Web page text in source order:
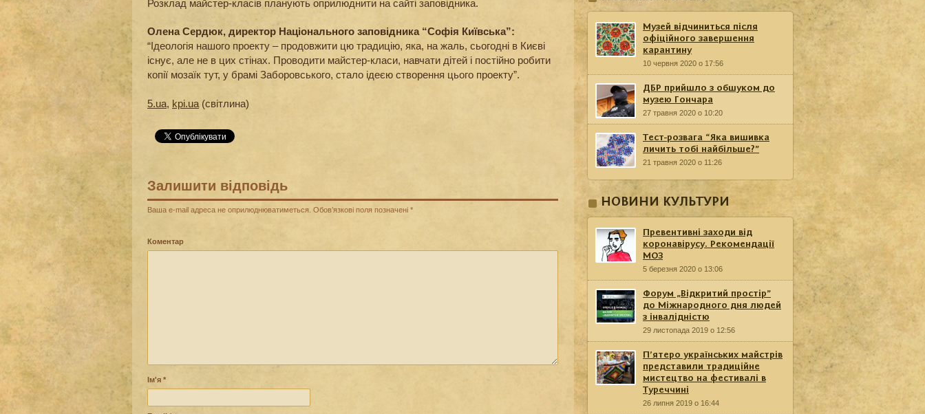
Розклад майстер-класів планують оприлюднити на сайті заповідника.
Олена Сердюк, директор Національного заповідника “Софія Київська”:
“Ідеологія нашого проекту – продовжити цю традицію, яка, на жаль, сьогодні в Києві
існує, але не в цих стінах. Проводити майстер-класи, навчати дітей і постійно робити
копії мозаїк тут, у брамі Заборовського, стало ідеєю створення цього проекту”.
5.ua, kpi.ua (світлина)
Залишити відповідь
Ваша e-mail адреса не оприлюднюватиметься. Обов’язкові поля позначені *
Коментар
Ім'я *
Музей відчиниться після
офіційного завершення
карантину
10 червня 2020 о 17:56
ДБР прийшло з обшуком до
музею Гончара
27 травня 2020 о 10:20
Тест-розвага “Яка вишивка
личить тобі найбільше?”
21 травня 2020 о 11:26
НОВИНИ КУЛЬТУРИ
Превентивні заходи від
коронавірусу. Рекомендації
МОЗ
5 березня 2020 о 13:06
Форум „Відкритий простір”
до Міжнародного дня людей
з інвалідністю
29 листопада 2019 о 12:56
П’ятеро українських майстрів
представили традиційне
мистецтво на фестивалі в
Туреччині
26 липня 2019 о 16:44